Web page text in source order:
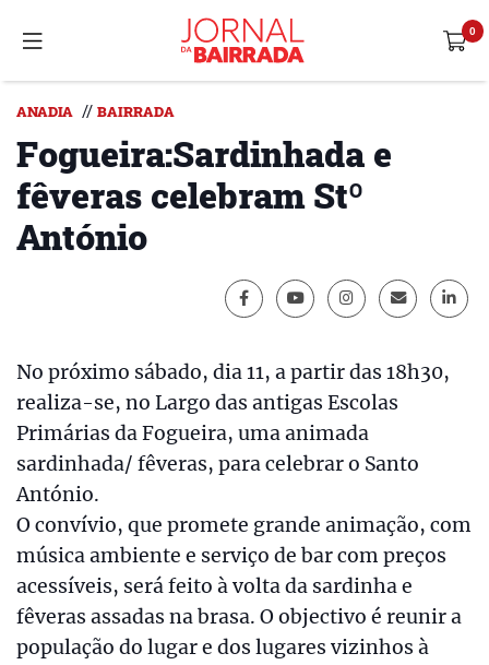
ANADIA // BAIRRADA
Fogueira:Sardinhada e
fêveras celebram Stº
António
No próximo sábado, dia 11, a partir das 18h30,
realiza-se, no Largo das antigas Escolas
Primárias da Fogueira, uma animada
sardinhada/ fêveras, para celebrar o Santo
António.
O convívio, que promete grande animação, com
música ambiente e serviço de bar com preços
acessíveis, será feito à volta da sardinha e
fêveras assadas na brasa. O objectivo é reunir a
população do lugar e dos lugares vizinhos à